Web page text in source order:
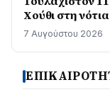
Χούθι στη
7 Αυγούστου 2026